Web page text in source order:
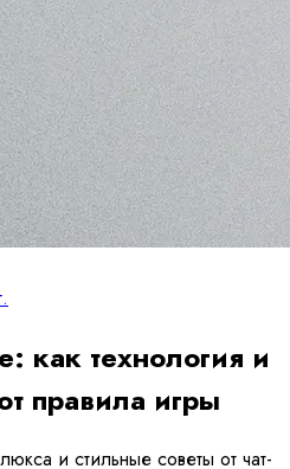
как технология и
правила игры
и стильные советы от чат-